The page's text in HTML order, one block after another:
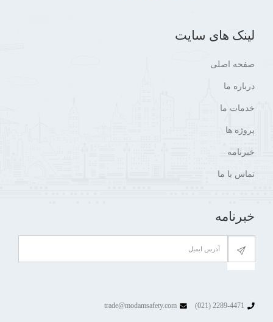
لینک های سایت
صفحه اصلی
درباره ما
خدمات ما
پروژه ها
خبرنامه
تماس با ما
خبرنامه
trade@modamsafety.com